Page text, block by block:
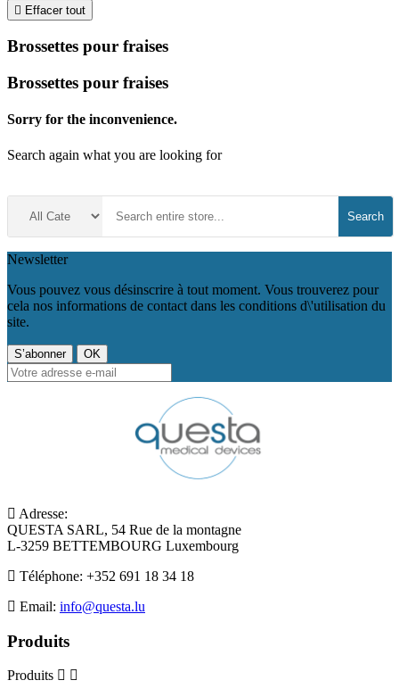
 Effacer tout
Brossettes pour fraises
Brossettes pour fraises
Sorry for the inconvenience.
Search again what you are looking for
Search
Newsletter
Vous pouvez vous désinscrire à tout moment. Vous trouverez pour
cela nos informations de contact dans les conditions d\'utilisation du
site.
Adresse:
QUESTA SARL, 54 Rue de la montagne
L-3259 BETTEMBOURG Luxembourg
Téléphone: +352 691 18 34 18
Email: info@questa.lu
Produits
Produits